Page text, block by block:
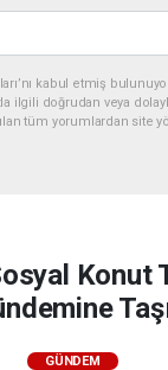
kabul etmiş
ilgili doğrudan veya
tüm yorumlardan site
Konut
GÜNDEM